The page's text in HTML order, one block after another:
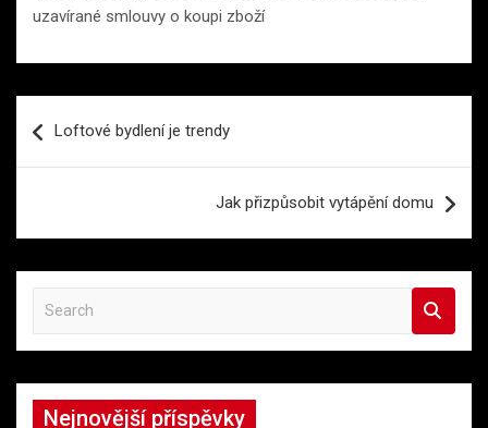
uzavírané smlouvy o koupi zboží
proLoftové bydlení je trendy
Jak přizpůsobit vytápění domu
a
r
Nejnovější příspěvky